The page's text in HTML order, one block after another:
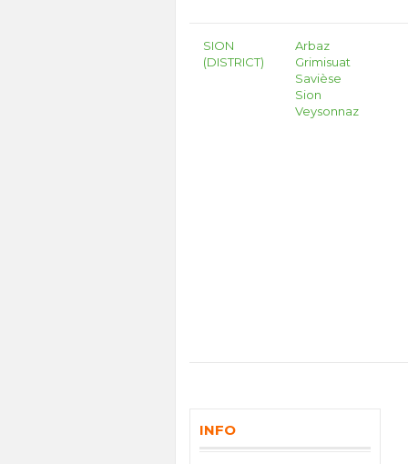
SION
(DISTRICT)
Arbaz
Grimisuat
Savièse
Sion
Veysonnaz
INFO